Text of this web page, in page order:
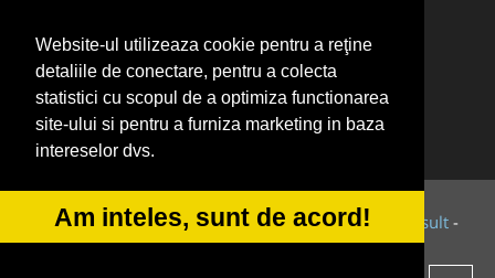
Website-ul utilizeaza cookie pentru a reţine
detaliile de conectare, pentru a colecta
statistici cu scopul de a optimiza functionarea
site-ului si pentru a furniza marketing in baza
intereselor dvs.
Am inteles, sunt de acord!
Ambalaje Romania
Cabinet-Individual.ro
CentruInchirieri.ro
Cursuri Romania
© 2014-2026 Powered byVilonMedia&Tokaido Consult -
ANPC SOL